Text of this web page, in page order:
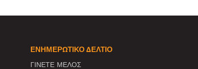
ΕΝΗΜΕΡΩΤΙΚΌ ΔΕΛΤΊΟ
ΓΙΝΕΤΕ ΜΕΛΟΣ